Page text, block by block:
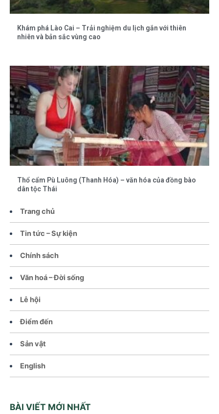
Trang chủ
Tin tức – Sự kiện
Chính sách
Văn hoá – Đời sống
Lễ hội
Điểm đến
Sản vật
English
BÀI VIẾT MỚI NHẤT
Khám phá Lào Cai – Trải nghiệm du lịch gắn với thiên
nhiên và bản sắc vùng cao
Thổ cẩm Pù Luông (Thanh Hóa) – văn hóa của đồng bào
dân tộc Thái